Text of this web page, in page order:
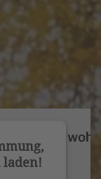
laden!